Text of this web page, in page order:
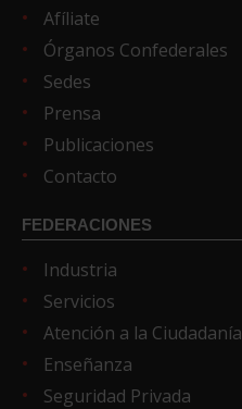
Afíliate
Órganos Confederales
Sedes
Prensa
Publicaciones
Contacto
FEDERACIONES
Industria
Servicios
Atención a la Ciudadanía
Enseñanza
Seguridad Privada